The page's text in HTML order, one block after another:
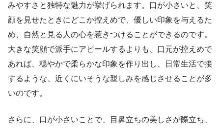
みやすさと独特な魅力が挙げられます。口が小さいと、笑
顔を見せたときにどこか控えめで、優しい印象を与えるた
め、自然と見る人の心を惹きつけることができるのです。
大きな笑顔で派手にアピールするよりも、口元が控えめで
あれば、穏やかで柔らかな印象を作り出し、日常生活で接
するような、近くにいそうな親しみを感じさせることが多
いのです。
さらに、口が小さいことで、目鼻立ちの美しさが際立ち、